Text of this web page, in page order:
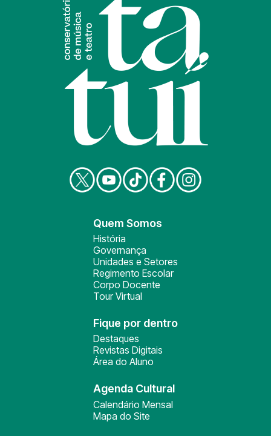
Quem Somos
História
Governança
Unidades e Setores
Regimento Escolar
Corpo Docente
Tour Virtual
Fique por dentro
Destaques
Revistas Digitais
Área do Aluno
Agenda Cultural
Calendário Mensal
Mapa do Site